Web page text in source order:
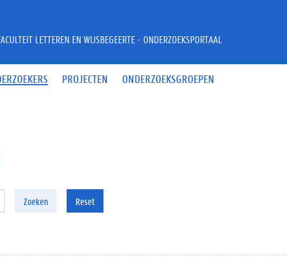
PROJECTEN ONDERZOEKSGROEPEN
LETTEREN EN WIJSBEGEERTE - ONDERZOEKSPORTAAL
Zoeken Reset